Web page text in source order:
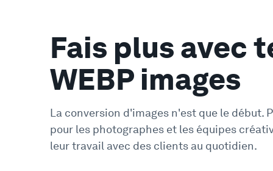
Fais plus avec
WEBP images
La conversion d'images n'est que le début.
pour les photographes et les équipes
leur travail avec des clients au quotidien.